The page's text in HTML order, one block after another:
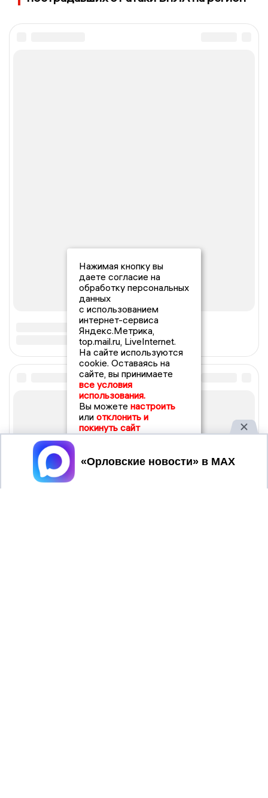
Нажимая кнопку вы
даете согласие на
обработку персональных
данных
с использованием
интернет-сервиса
Яндекс.Метрика,
top.mail.ru, LiveInternet.
На сайте используются
cookie. Оставаясь на
сайте, вы принимаете
все условия
использования.
Вы можете настроить
или отклонить и
покинуть сайт
Принять